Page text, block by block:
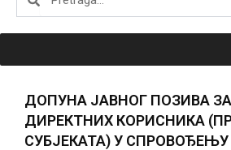
ДОПУНА ЈАВНОГ ПОЗИВА
ДИРЕКТНИХ КОРИСНИКА
СУБЈЕКАТА) У